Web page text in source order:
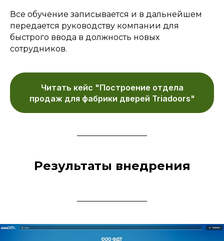
Все обучение записывается и в дальнейшем
передается руководству компании для
быстрого ввода в должность новых
сотрудников.
Читать кейс "Построение отдела
продаж для фабрики дверей Triadoors"
Результаты внедрения